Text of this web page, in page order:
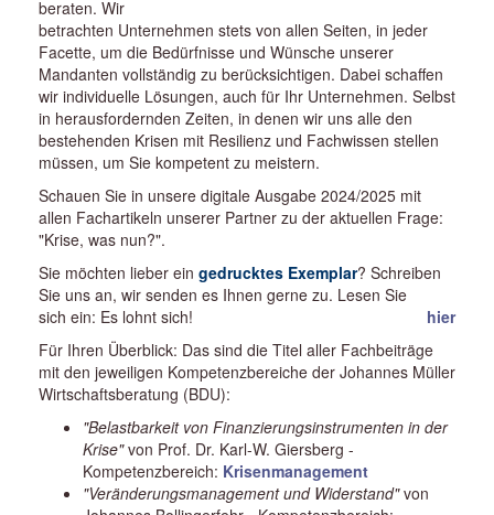
beraten. Wir
betrachten Unternehmen stets von allen Seiten, in jeder
Facette, um die Bedürfnisse und Wünsche unserer
Mandanten vollständig zu berücksichtigen. Dabei schaffen
wir individuelle Lösungen, auch für Ihr Unternehmen. Selbst
in herausfordernden Zeiten, in denen wir uns alle den
bestehenden Krisen mit Resilienz und Fachwissen stellen
müssen, um Sie kompetent zu meistern.
Schauen Sie in unsere digitale Ausgabe 2024/2025 mit
allen Fachartikeln unserer Partner zu der aktuellen Frage:
"Krise, was nun?".
Sie möchten lieber ein gedrucktes Exemplar? Schreiben
Sie uns
hier
an, wir senden es Ihnen gerne zu. Lesen Sie
sich ein: Es lohnt sich!
Für Ihren Überblick: Das sind die Titel aller Fachbeiträge
mit den jeweiligen Kompetenzbereiche der Johannes Müller
Wirtschaftsberatung (BDU):
"Belastbarkeit von Finanzierungsinstrumenten in der
Krise"von Prof. Dr. Karl-W. Giersberg -
Kompetenzbereich: Krisenmanagement
"Veränderungsmanagement und Widerstand"von